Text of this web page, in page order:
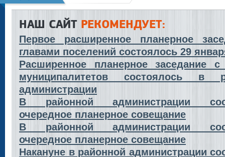
НАШ САЙТРЕКОМЕНДУЕТ:
Первое расширенное планерное
главами поселений состоялось 29
Расширенное планерное заседание с
муниципалитетов состоялось в
администрации
В районной администрации
очередное планерное совещание
В районной администрации
очередное планерное совещание
Накануне в районной администрации